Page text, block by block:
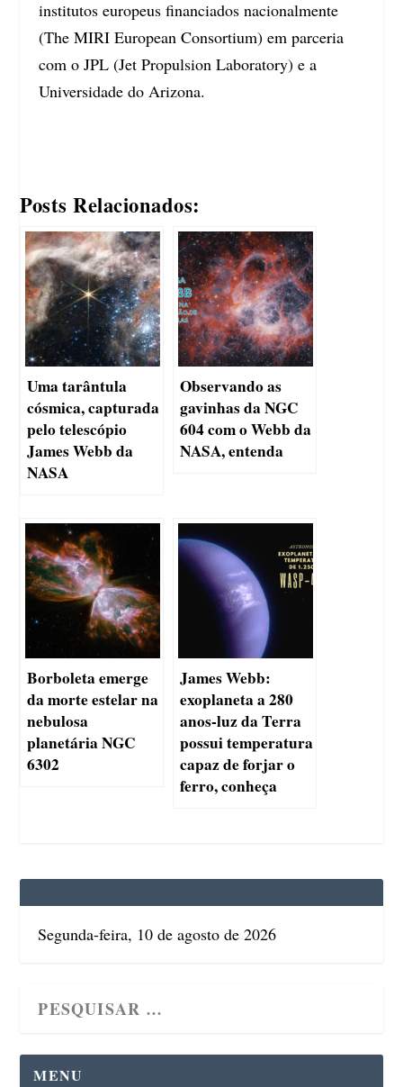
institutos europeus financiados nacionalmente
(The MIRI European Consortium) em parceria
com o JPL (Jet Propulsion Laboratory) e a
Universidade do Arizona.
Posts Relacionados:
Uma tarântula
cósmica, capturada
pelo telescópio
James Webb da
NASA
Observando as
gavinhas da NGC
604 com o Webb da
NASA, entenda
Borboleta emerge
da morte estelar na
nebulosa
planetária NGC
6302
James Webb:
exoplaneta a 280
anos-luz da Terra
possui temperatura
capaz de forjar o
ferro, conheça
Segunda-feira, 10 de agosto de 2026
MENU